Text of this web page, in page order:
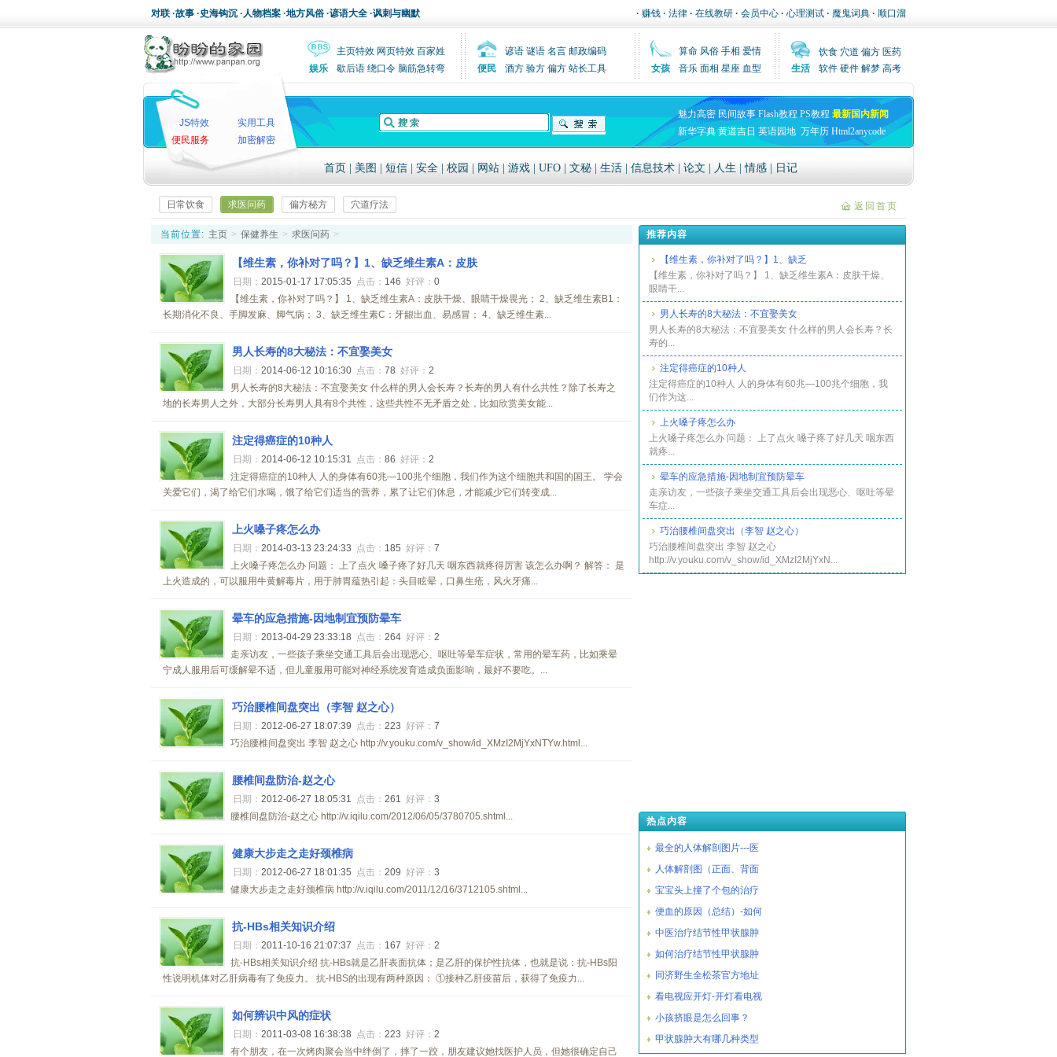
对联 ·故事 ·史海钩沉 ·人物档案 ·地方风俗 ·谚语大全 ·讽刺与幽默 · 赚钱 · 法律 · 在线教研 · 会员中心 · 心理测试 · 魔鬼词典 · 顺口溜
主页特效 网页特效 百家姓
娱乐
歇后语 绕口令 脑筋急转弯
谚语 谜语 名言 邮政编码
便民
酒方 验方 偏方 站长工具
算命 风俗 手相 爱情
女孩
音乐 面相 星座 血型
饮食 穴道 偏方 医药
生活
软件 硬件 解梦 高考
JS特效
实用工具
便民服务
加密解密
魅力高密 民间故事 Flash教程 PS教程 最新国内新闻
新华字典 黄道吉日 英语园地 万年历 Html2anycode
首页 美图 短信 安全 校园 网站 游戏 UFO 文秘 生活 信息技术 论文 人生 |情感 日记
日常饮食 求医问药 偏方秘方 穴道疗法 返回首页
当前位置: 主页 > 保健养生 > 求医问药 >
【维生素，你补对了吗？】1、缺乏维生素A：皮肤
日期： 2015-01-17 17:05:35 点击： 146 好评： 0
【维生素，你补对了吗？】 1、缺乏维生素A：皮肤干燥、眼睛干燥畏光； 2、缺乏维生素B1：
长期消化不良、手脚发麻、脚气病； 3、缺乏维生素C：牙龈出血、易感冒； 4、缺乏维生素...
男人长寿的8大秘法：不宜娶美女
日期： 2014-06-12 10:16:30 点击： 78 好评： 2
男人长寿的8大秘法：不宜娶美女 什么样的男人会长寿？长寿的男人有什么共性？除了长寿之
地的长寿男人之外，大部分长寿男人具有8个共性，这些共性不无矛盾之处，比如欣赏美女能...
注定得癌症的10种人
日期： 2014-06-12 10:15:31 点击： 86 好评： 2
注定得癌症的10种人 人的身体有60兆―100兆个细胞，我们作为这个细胞共和国的国王。 学会
关爱它们，渴了给它们水喝，饿了给它们适当的营养，累了让它们休息，才能减少它们转变成...
上火嗓子疼怎么办
日期： 2014-03-13 23:24:33 点击： 185 好评： 7
上火嗓子疼怎么办 问题： 上了点火 嗓子疼了好几天 咽东西就疼得厉害 该怎么办啊？ 解答： 是
上火造成的，可以服用牛黄解毒片，用于肺胃蕴热引起：头目眩晕，口鼻生疮，风火牙痛...
晕车的应急措施-因地制宜预防晕车
日期： 2013-04-29 23:33:18 点击： 264 好评： 2
走亲访友，一些孩子乘坐交通工具后会出现恶心、呕吐等晕车症状，常用的晕车药，比如乘晕
宁成人服用后可缓解晕不适，但儿童服用可能对神经系统发育造成负面影响，最好不要吃。...
巧治腰椎间盘突出（李智 赵之心）
日期： 2012-06-27 18:07:39 点击： 223 好评： 7
巧治腰椎间盘突出 李智 赵之心 http://v.youku.com/v_show/id_XMzI2MjYxNTYw.html...
腰椎间盘防治-赵之心
日期： 2012-06-27 18:05:31 点击： 261 好评： 3
腰椎间盘防治-赵之心 http://v.iqilu.com/2012/06/05/3780705.shtml...
健康大步走之走好颈椎病
日期： 2012-06-27 18:01:35 点击： 209 好评： 3
健康大步走之走好颈椎病 http://v.iqilu.com/2011/12/16/3712105.shtml...
抗-HBs相关知识介绍
日期： 2011-10-16 21:07:37 点击： 167 好评： 2
抗-HBs相关知识介绍 抗-HBs就是乙肝表面抗体；是乙肝的保护性抗体，也就是说：抗-HBs阳
性说明机体对乙肝病毒有了免疫力。 抗-HBS的出现有两种原因： ①接种乙肝疫苗后，获得了免疫力...
如何辨识中风的症状
日期： 2011-03-08 16:38:38 点击： 223 好评： 2
有个朋友，在一次烤肉聚会当中绊倒了，摔了一跤，朋友建议她找医护人员，但她很确定自己
推荐内容
【维生素，你补对了吗？】1、缺乏
【维生素，你补对了吗？】 1、缺乏维生素A：皮肤干燥、
眼睛干...
男人长寿的8大秘法：不宜娶美女
男人长寿的8大秘法：不宜娶美女 什么样的男人会长寿？长
寿的...
注定得癌症的10种人
注定得癌症的10种人 人的身体有60兆―100兆个细胞，我
们作为这...
上火嗓子疼怎么办
上火嗓子疼怎么办 问题： 上了点火 嗓子疼了好几天 咽东西
就疼...
晕车的应急措施-因地制宜预防晕车
走亲访友，一些孩子乘坐交通工具后会出现恶心、呕吐等晕
车症...
巧治腰椎间盘突出（李智 赵之心）
巧治腰椎间盘突出 李智 赵之心
http://v.youku.com/v_show/id_XMzI2MjYxN...
热点内容
最全的人体解剖图片---医
人体解剖图（正面、背面
宝宝头上撞了个包的治疗
便血的原因（总结）-如何
中医治疗结节性甲状腺肿
如何治疗结节性甲状腺肿
同济野生全松茶官方地址
看电视应开灯-开灯看电视
小孩挤眼是怎么回事？
甲状腺肿大有哪几种类型